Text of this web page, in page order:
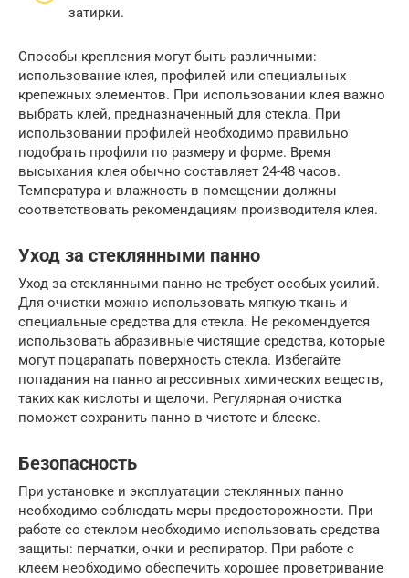
затирки.
Способы крепления могут быть различными:
использование клея, профилей или специальных
крепежных элементов. При использовании клея важно
выбрать клей, предназначенный для стекла. При
использовании профилей необходимо правильно
подобрать профили по размеру и форме. Время
высыхания клея обычно составляет 24-48 часов.
Температура и влажность в помещении должны
соответствовать рекомендациям производителя клея.
Уход за стеклянными панно
Уход за стеклянными панно не требует особых усилий.
Для очистки можно использовать мягкую ткань и
специальные средства для стекла. Не рекомендуется
использовать абразивные чистящие средства, которые
могут поцарапать поверхность стекла. Избегайте
попадания на панно агрессивных химических веществ,
таких как кислоты и щелочи. Регулярная очистка
поможет сохранить панно в чистоте и блеске.
Безопасность
При установке и эксплуатации стеклянных панно
необходимо соблюдать меры предосторожности. При
работе со стеклом необходимо использовать средства
защиты: перчатки, очки и респиратор. При работе с
клеем необходимо обеспечить хорошее проветривание